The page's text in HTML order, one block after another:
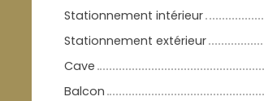
Stationnement intérieur
Stationnement extérieur
Cave
Balcon